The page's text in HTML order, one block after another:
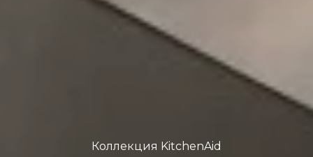
Коллекция KitchenAid